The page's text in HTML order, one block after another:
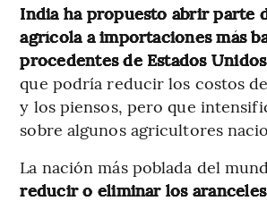
India ha propuesto abrir parte
agrícola a importaciones más
procedentes de Estados Unidos
que podría reducir los costos
y los piensos, pero que
sobre algunos agricultores
La nación más poblada del
reducir o eliminar los